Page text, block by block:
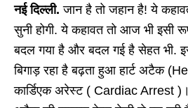
नई दिल्ली.जान है तो जहान है! ये
सुनी होगी. ये कहावत तो आज भी इसी
बदल गया है और बदल गई है सेहत भी.
बिगाड़ रहा है बढ़ता हुआ हार्ट अटैक
कार्डिएक अरेस्ट ( Cardiac Arrest )।